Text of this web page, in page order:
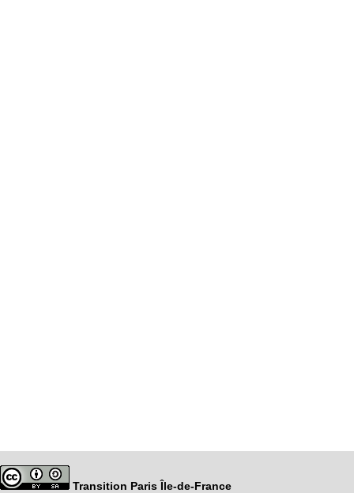
Transition Paris Île-de-France